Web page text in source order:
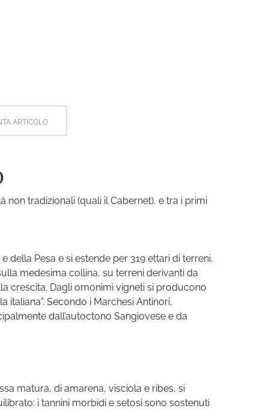
ARTICOLO
tradizionali (quali il Cabernet), e tra i primi
Pesa e si estende per 319 ettari di terreni,
medesima collina, su terreni derivanti da
crescita. Dagli omonimi vigneti si producono
italiana”. Secondo i Marchesi Antinori,
dall’autoctono Sangiovese e da
matura, di amarena, visciola e ribes, si
i tannini morbidi e setosi sono sostenuti